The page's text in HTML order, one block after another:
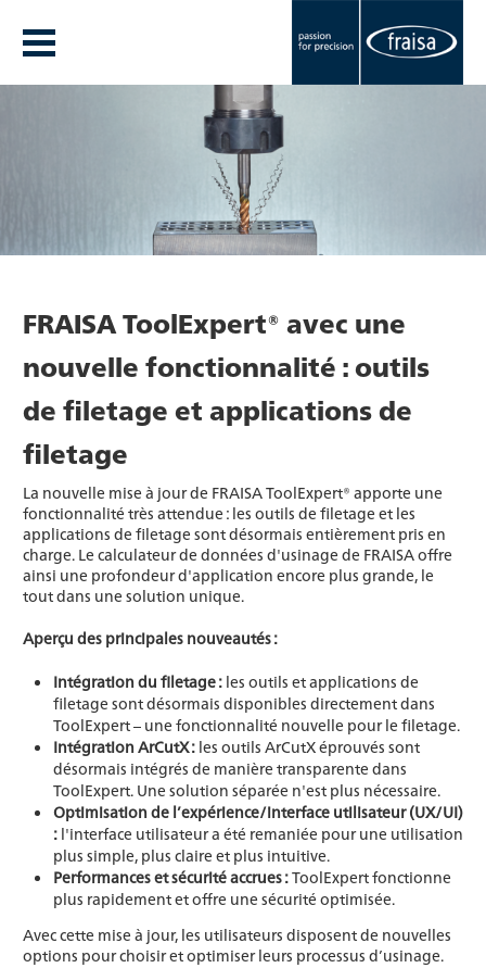
FRAISA ToolExpert® avec une
nouvelle fonctionnalité : outils
de filetage et applications de
filetage
La nouvelle mise à jour de FRAISA ToolExpert® apporte une
fonctionnalité très attendue : les outils de filetage et les
applications de filetage sont désormais entièrement pris en
charge. Le calculateur de données d'usinage de FRAISA offre
ainsi une profondeur d'application encore plus grande, le
tout dans une solution unique.
Aperçu des principales nouveautés :
Intégration du filetage : les outils et applications de
filetage sont désormais disponibles directement dans
ToolExpert – une fonctionnalité nouvelle pour le filetage.
Intégration ArCutX : les outils ArCutX éprouvés sont
désormais intégrés de manière transparente dans
ToolExpert. Une solution séparée n'est plus nécessaire.
Optimisation de l’expérience/interface utilisateur (UX/UI)
: l'interface utilisateur a été remaniée pour une utilisation
plus simple, plus claire et plus intuitive.
Performances et sécurité accrues :ToolExpert fonctionne
plus rapidement et offre une sécurité optimisée.
Avec cette mise à jour, les utilisateurs disposent de nouvelles
options pour choisir et optimiser leurs processus d’usinage.